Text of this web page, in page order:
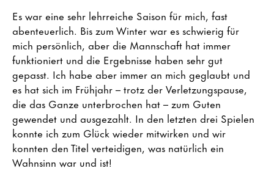
Es war eine sehr lehrreiche Saison für mich, fast
abenteuerlich. Bis zum Winter war es schwierig für
mich persönlich, aber die Mannschaft hat immer
funktioniert und die Ergebnisse haben sehr gut
gepasst. Ich habe aber immer an mich geglaubt und
es hat sich im Frühjahr – trotz der Verletzungspause,
die das Ganze unterbrochen hat – zum Guten
gewendet und ausgezahlt. In den letzten drei Spielen
konnte ich zum Glück wieder mitwirken und wir
konnten den Titel verteidigen, was natürlich ein
Wahnsinn war und ist!